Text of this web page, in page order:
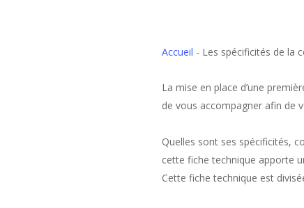
Accueil - Les spécificités de la
La mise en place d’une
de vous accompagner afin de
Quelles sont ses spécificités,
cette fiche technique apporte
Cette fiche technique est